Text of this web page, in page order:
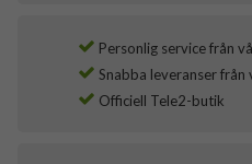
Personlig service från
Snabba leveranser från
Officiell Tele2-butik